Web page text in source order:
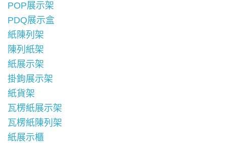
POP展示架
PDQ展示盒
紙陳列架
陳列紙架
紙展示架
掛鉤展示架
紙貨架
瓦楞紙展示架
瓦楞紙陳列架
紙展示櫃